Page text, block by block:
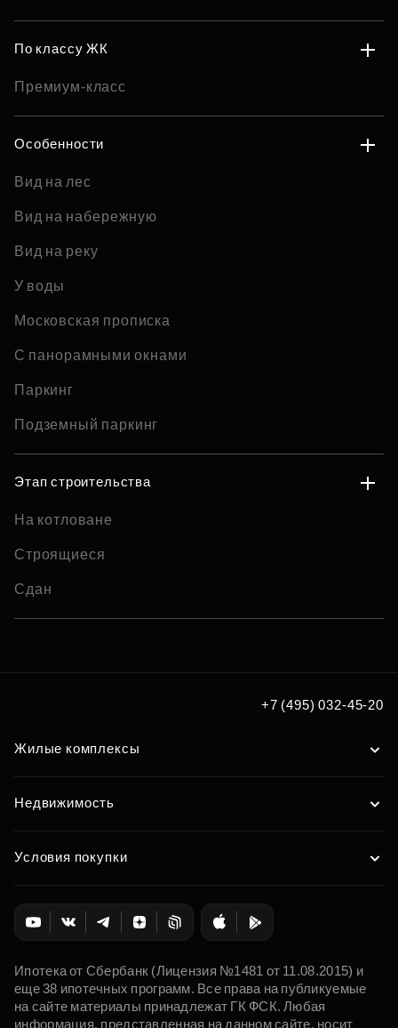
По классу ЖК
Премиум-класс
Особенности
Вид на лес
Вид на набережную
Вид на реку
У воды
Московская прописка
С панорамными окнами
Паркинг
Подземный паркинг
Этап строительства
На котловане
Строящиеся
Сдан
+7 (495) 032-45-20
Жилые комплексы
Недвижимость
Условия покупки
Ипотека от Сбербанк (Лицензия №1481 от 11.08.2015) и
еще 38 ипотечных программ. Все права на публикуемые
на сайте материалы принадлежат ГК ФСК. Любая
информация, представленная на данном сайте, носит